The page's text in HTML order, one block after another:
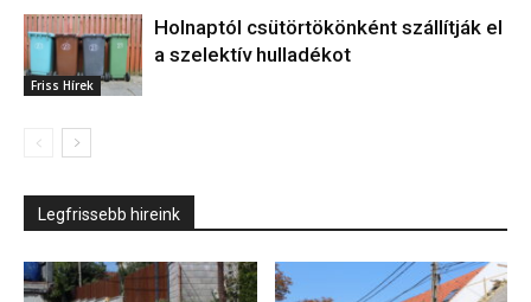
Friss Hírek
Holnaptól csütörtökönként szállítják el
a szelektív hulladékot
Legfrissebb hireink